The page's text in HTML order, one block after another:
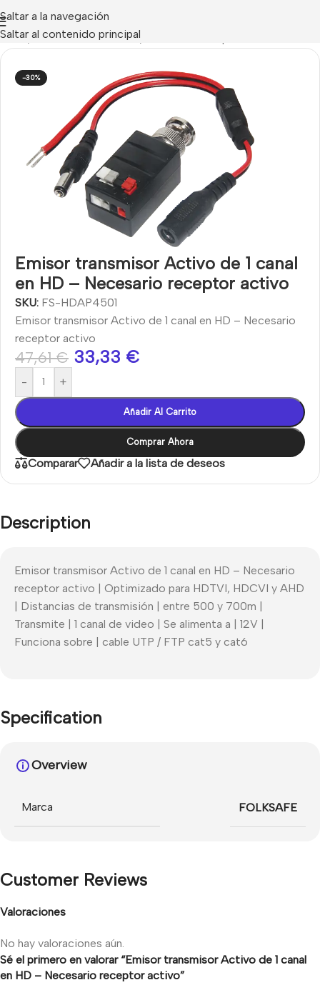
Saltar a la navegación
Saltar al contenido principal
Inicio ACCESORIOS CCTV
-30%
Emisor transmisor Activo de 1 canal
en HD – Necesario receptor activo
SKU: FS-HDAP4501
Emisor transmisor Activo de 1 canal en HD – Necesario
receptor activo
47,61€ 33,33 €
- +
Añadir Al Carrito
Comprar Ahora
Comparar Añadir a la lista de deseos
Description
Emisor transmisor Activo de 1 canal en HD – Necesario
receptor activo | Optimizado para HDTVI, HDCVI y AHD
| Distancias de transmisión | entre 500 y 700m |
Transmite | 1 canal de video | Se alimenta a | 12V |
Funciona sobre | cable UTP / FTP cat5 y cat6
Specification
Overview
Marca FOLKSAFE
Customer Reviews
Valoraciones
No hay valoraciones aún.
Sé el primero en valorar “Emisor transmisor Activo de 1 canal
en HD – Necesario receptor activo”